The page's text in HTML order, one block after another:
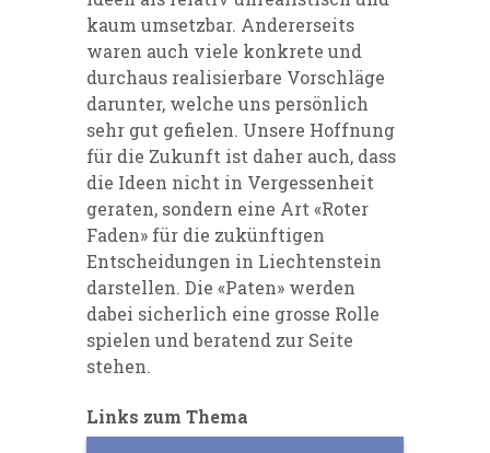
kaum umsetzbar. Andererseits
waren auch viele konkrete und
durchaus realisierbare Vorschläge
darunter, welche uns persönlich
sehr gut gefielen. Unsere Hoffnung
für die Zukunft ist daher auch, dass
die Ideen nicht in Vergessenheit
geraten, sondern eine Art «Roter
Faden» für die zukünftigen
Entscheidungen in Liechtenstein
darstellen. Die «Paten» werden
dabei sicherlich eine grosse Rolle
spielen und beratend zur Seite
stehen.
Links zum Thema